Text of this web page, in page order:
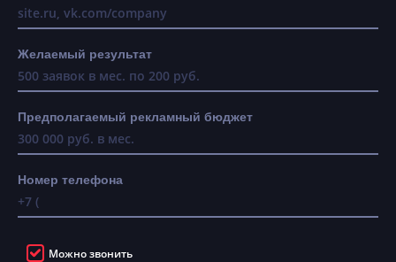
Желаемый результат
Предполагаемый рекламный бюджет
Номер телефона
Можно звонить